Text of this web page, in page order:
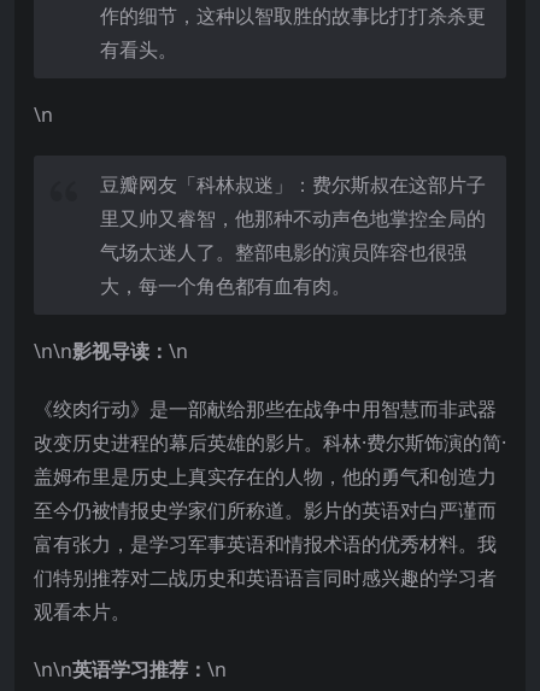
作的细节，这种以智取胜的故事比打打杀杀更
有看头。
\n
豆瓣网友「科林叔迷」：费尔斯叔在这部片子
里又帅又睿智，他那种不动声色地掌控全局的
气场太迷人了。整部电影的演员阵容也很强
大，每一个角色都有血有肉。
\n\n影视导读： \n
《绞肉行动》是一部献给那些在战争中用智慧而非武器
改变历史进程的幕后英雄的影片。科林·费尔斯饰演的简·
盖姆布里是历史上真实存在的人物，他的勇气和创造力
至今仍被情报史学家们所称道。影片的英语对白严谨而
富有张力，是学习军事英语和情报术语的优秀材料。我
们特别推荐对二战历史和英语语言同时感兴趣的学习者
观看本片。
\n\n英语学习推荐： \n